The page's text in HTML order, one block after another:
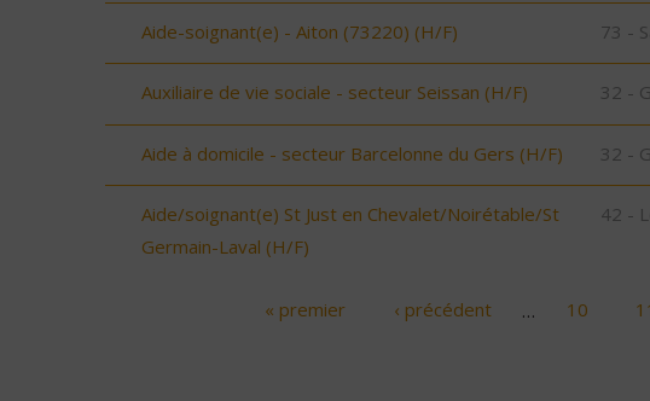
Aide-soignant(e) - Aiton (73220) (H/F) 73 -
Auxiliaire de vie sociale - secteur Seissan (H/F) 32 -
Aide à domicile - secteur Barcelonne du Gers (H/F) 32 -
Aide/soignant(e) St Just en Chevalet/Noirétable/St
Germain-Laval (H/F)
42 -
« premier ‹ précédent … 10